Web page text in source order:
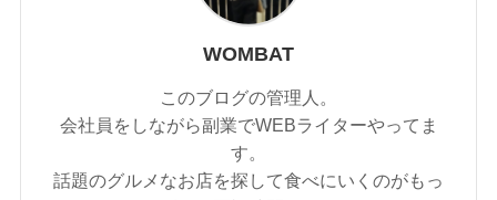
WOMBAT
このブログの管理人。
会社員をしながら副業でWEBライターやってま
す。
話題のグルメなお店を探して食べにいくのがもっ